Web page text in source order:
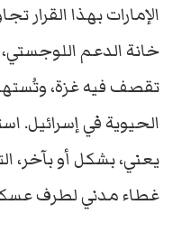
الإماراتبهذاالقرار
خانةالدعماللوجستي،
تقصففيهغزة،
الحيويةفيإسرائيل.
يعني،بشكلأوبآخر،
غطاءمدنيلطرف